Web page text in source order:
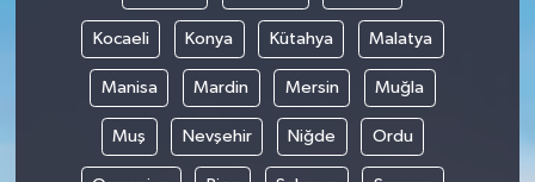
Kocaeli Konya Kütahya Malatya
Manisa Mardin Mersin Muğla
Muş Nevşehir Niğde Ordu